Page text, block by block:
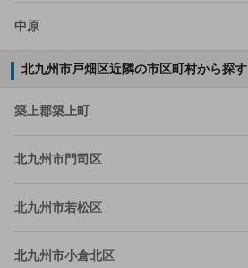
中原
北九州市戸畑区近隣の市区町村から探す
築上郡築上町
北九州市門司区
北九州市若松区
北九州市小倉北区